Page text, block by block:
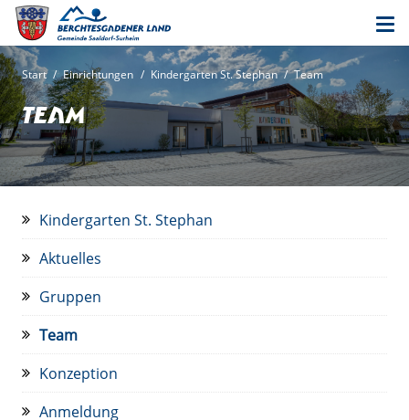
Start / Einrichtungen / Kindergarten St. Stephan / Team
Team
Kindergarten St. Stephan
Aktuelles
Gruppen
Team
Konzeption
Anmeldung